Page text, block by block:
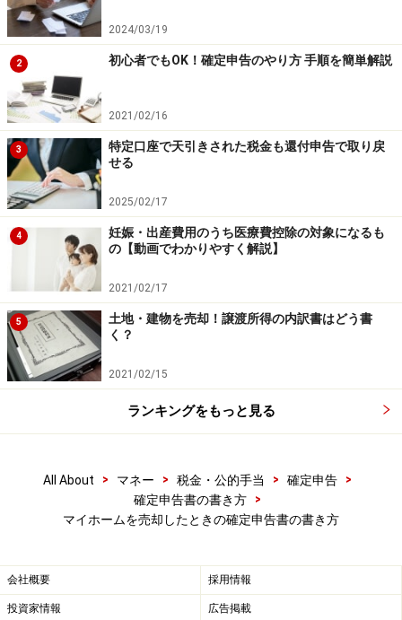
物件の所在地：所在地番・住居表示ともに記入しま
す。面積や利用状況なども忘れずに
売買契約日、引き渡し日：所有期間が10年超の長期
譲渡だと税率が軽くなる場合があります
買主の住所、氏名、譲渡価額：通常、売買契約書に
記載されています
その他、代金の受領状況など記載すれば明細書の2面は
記入完了です。
売却時の経緯を書きだします（出典：国税庁記載例より）
2024/03/19
2 初心者でもOK！確定申告のやり方 手順を簡単解説
2021/02/16
3
特定口座で天引きされた税金も還付申告で取り戻
せる
2025/02/17
4
妊娠・出産費用のうち医療費控除の対象になるも
の【動画でわかりやすく解説】
2021/02/17
5
土地・建物を売却！譲渡所得の内訳書はどう書
く？
2021/02/15
ランキングをもっと見る
All About > マネー > 税金・公的手当 > 確定申告
>
確定申告書の書き方
>
マイホームを売却したときの確定申告書の書き方
会社概要 採用情報
投資家情報 広告掲載